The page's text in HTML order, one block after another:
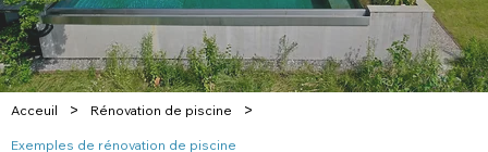
Acceuil > Rénovation de piscine >
Exemples de rénovation de piscine